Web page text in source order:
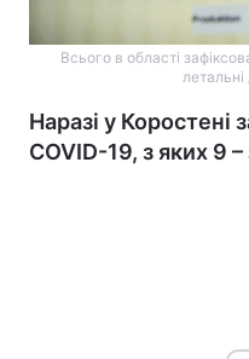
Всього в області
летальні
Наразі у Коростені
COVID-19, з яких 9